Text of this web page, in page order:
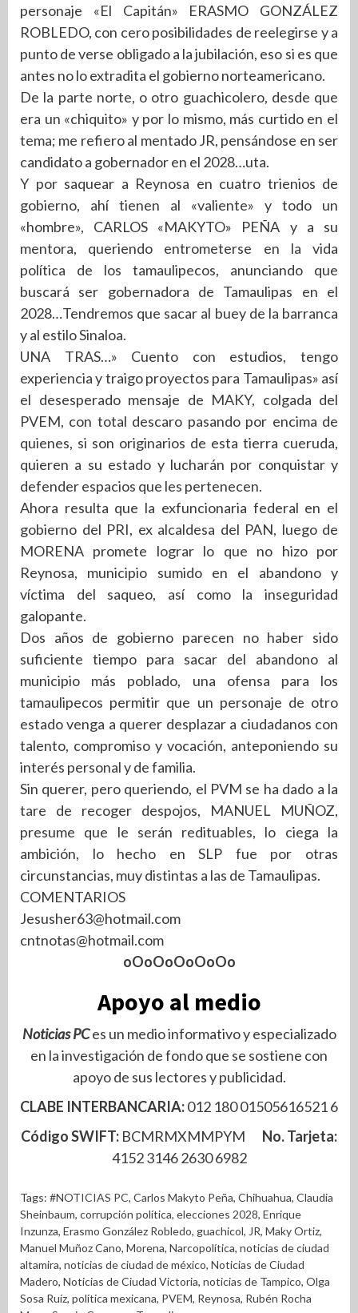
personaje «El Capitán» ERASMO GONZÁLEZ
ROBLEDO, con cero posibilidades de reelegirse y a
punto de verse obligado a la jubilación, eso si es que
antes no lo extradita el gobierno norteamericano.
De la parte norte, o otro guachicolero, desde que
era un «chiquito» y por lo mismo, más curtido en el
tema; me refiero al mentado JR, pensándose en ser
candidato a gobernador en el 2028…uta.
Y por saquear a Reynosa en cuatro trienios de
gobierno, ahí tienen al «valiente» y todo un
«hombre», CARLOS «MAKYTO» PEÑA y a su
mentora, queriendo entrometerse en la vida
política de los tamaulipecos, anunciando que
buscará ser gobernadora de Tamaulipas en el
2028…Tendremos que sacar al buey de la barranca
y al estilo Sinaloa.
UNA TRAS…» Cuento con estudios, tengo
experiencia y traigo proyectos para Tamaulipas» así
el desesperado mensaje de MAKY, colgada del
PVEM, con total descaro pasando por encima de
quienes, si son originarios de esta tierra cueruda,
quieren a su estado y lucharán por conquistar y
defender espacios que les pertenecen.
Ahora resulta que la exfuncionaria federal en el
gobierno del PRI, ex alcaldesa del PAN, luego de
MORENA promete lograr lo que no hizo por
Reynosa, municipio sumido en el abandono y
víctima del saqueo, así como la inseguridad
galopante.
Dos años de gobierno parecen no haber sido
suficiente tiempo para sacar del abandono al
municipio más poblado, una ofensa para los
tamaulipecos permitir que un personaje de otro
estado venga a querer desplazar a ciudadanos con
talento, compromiso y vocación, anteponiendo su
interés personal y de familia.
Sin querer, pero queriendo, el PVM se ha dado a la
tare de recoger despojos, MANUEL MUÑOZ,
presume que le serán redituables, lo ciega la
ambición, lo hecho en SLP fue por otras
circunstancias, muy distintas a las de Tamaulipas.
COMENTARIOS
Jesusher63@hotmail.com
cntnotas@hotmail.com
oOoOoOoOoOo
Apoyo al medio
Noticias PCes un medio informativo y especializado
en la investigación de fondo que se sostiene con
apoyo de sus lectores y publicidad.
CLABE INTERBANCARIA:012 180 01505616521 6
Código SWIFT: BCMRMXMMPYM No. Tarjeta:
4152 3146 2630 6982
Tags: #NOTICIAS PC, Carlos Makyto Peña, Chihuahua, Claudia
Sheinbaum, corrupción política, elecciones 2028, Enrique
Inzunza, Erasmo González Robledo, guachicol, JR, Maky Ortiz,
Manuel Muñoz Cano, Morena, Narcopolítica, noticias de ciudad
altamira, noticias de ciudad de méxico, Noticias de Ciudad
Madero, Noticias de Ciudad Victoria, noticias de Tampico, Olga
Sosa Ruíz, política mexicana, PVEM, Reynosa, Rubén Rocha